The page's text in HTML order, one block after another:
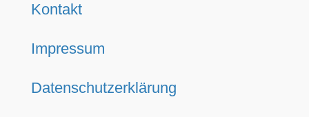
Kontakt
Impressum
Datenschutzerklärung